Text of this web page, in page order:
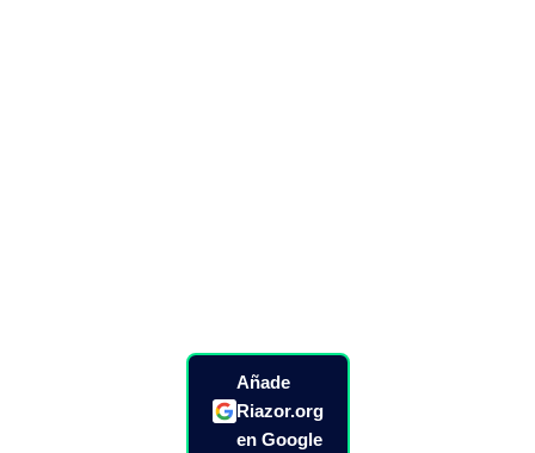
Añade
Riazor.org
en Google